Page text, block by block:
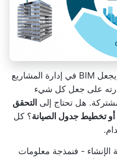
ما يجعل BIM في إدارة المشاريع
قدرته على جعل كل شيء
هل تحتاج إلى التحقق
أو تخطيط جدول الصيانة؟ كل
الإنشاء - فنمذجة معلومات